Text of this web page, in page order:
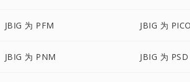
JBIG 为 PFM JBIG 为
JBIG 为 PNM JBIG 为 PSD